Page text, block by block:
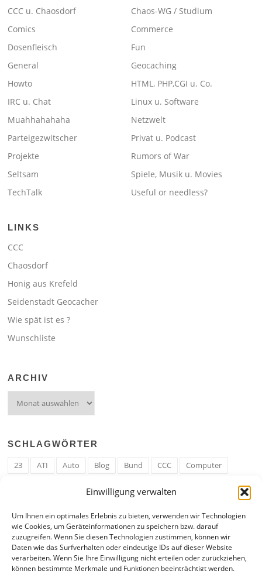
Einwilligung verwalten
Um Ihnen ein optimales Erlebnis zu bieten, verwenden wir Technologien
wie Cookies, um Geräteinformationen zu speichern bzw. darauf
zuzugreifen. Wenn Sie diesen Technologien zustimmen, können wir
Daten wie das Surfverhalten oder eindeutige IDs auf dieser Website
verarbeiten. Wenn Sie Ihre Einwilligung nicht erteilen oder zurückziehen,
können bestimmte Merkmale und Funktionen beeinträchtigt werden.
CCC u. Chaosdorf
Chaos-WG / Studium
Comics
Commerce
Dosenfleisch
Fun
General
Geocaching
Howto
HTML, PHP,CGI u. Co.
IRC u. Chat
Linux u. Software
Muahhahahaha
Netzwelt
Parteigezwitscher
Privat u. Podcast
Projekte
Rumors of War
Seltsam
Spiele, Musik u. Movies
TechTalk
Useful or needless?
LINKS
CCC
Chaosdorf
Honig aus Krefeld
Seidenstadt Geocacher
Wie spät ist es ?
Wunschliste
ARCHIV
SCHLAGWÖRTER
23 ATI Auto Blog Bund CCC
Computer
Google
Hack Hand HE ICE IE Internet
Krefeld
Liebe Linux u. Software Mail Mann
PHP
RAM
Regeln RZ Spam Spiel Ticker USA